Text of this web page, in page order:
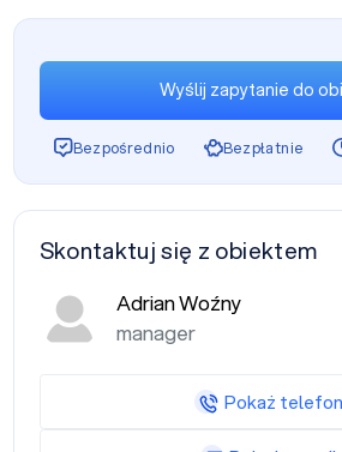
Wyślij zapytanie do
Bezpośrednio Bezpłatnie
Skontaktuj się z obiektem
Adrian Woźny
manager
Pokaż telefon